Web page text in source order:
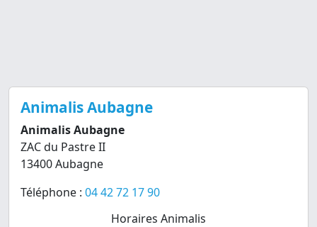
Animalis Aubagne
Animalis Aubagne
ZAC du Pastre II
13400 Aubagne
Téléphone : 04 42 72 17 90
Horaires Animalis